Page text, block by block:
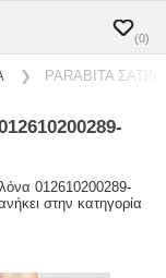
(0)
❯ PARABITA
012610200289-
στην κατηγορία